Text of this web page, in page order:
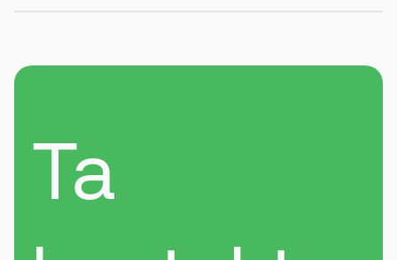
Den legges før asfalten. Da fungerer den
Ta